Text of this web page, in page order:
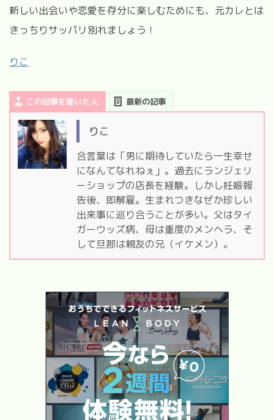
新しい出会いや恋愛を存分に楽しむためにも、元カレとは
きっちりサッパリ別れましょう！
りこ
この記事を書いた人 最新の記事
りこ
合言葉は「男に期待していたら一生幸せ
になんてなれねぇ」。過去にランジェリ
ーショップの店長を経験。しかし妊娠報
告後、即解雇。生まれつきなぜか珍しい
出来事に巡り合うことが多い。父はタイ
ガーウッズ病、母は重度のメンヘラ、そ
して旦那は親友の兄（イケメン）。